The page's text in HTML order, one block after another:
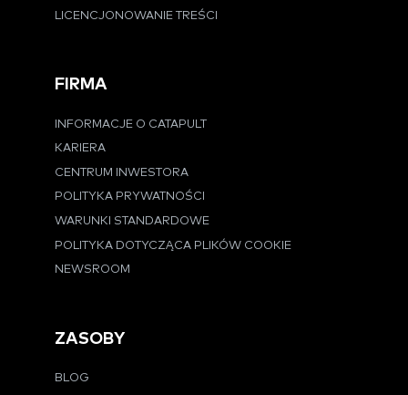
LICENCJONOWANIE TREŚCI
FIRMA
INFORMACJE O CATAPULT
KARIERA
CENTRUM INWESTORA
POLITYKA PRYWATNOŚCI
WARUNKI STANDARDOWE
POLITYKA DOTYCZĄCA PLIKÓW COOKIE
NEWSROOM
ZASOBY
BLOG